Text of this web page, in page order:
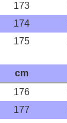
173
174
175
cm
176
177